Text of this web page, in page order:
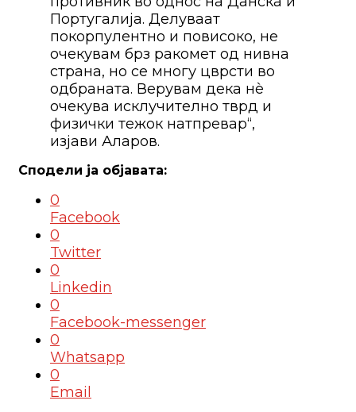
Португалија. Делуваат
покорпулентно и повисоко, не
очекувам брз ракомет од нивна
страна, но се многу цврсти во
одбраната. Верувам дека нè
очекува исклучително тврд и
физички тежок натпревар“,
изјави Аларов.
0
Facebook
0
Twitter
0
Linkedin
0
Facebook-messenger
0
Whatsapp
0
Email